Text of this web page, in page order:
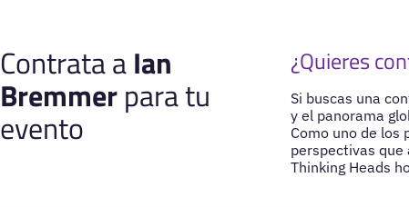
Contrata aIan
Bremmerpara tu
evento
¿Quieres
Si buscas una
y el panorama
Como uno de
perspectivas que
Thinking Heads